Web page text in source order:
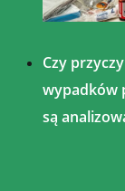
Czy
wypadków
są